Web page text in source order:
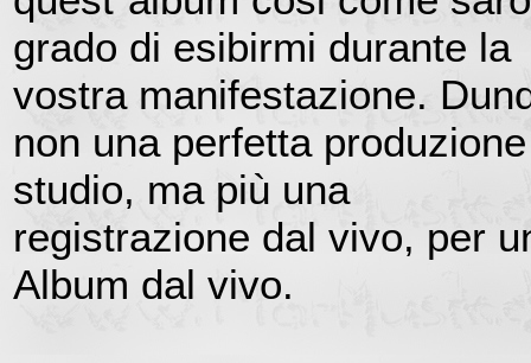
grado di esibirmi durante la
vostra manifestazione.
non una perfetta
studio, ma più una
registrazione dal vivo, per
Album dal vivo.